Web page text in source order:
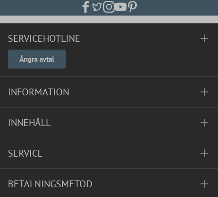
SERVICEHOTLINE
Ångra avtal
INFORMATION
INNEHÅLL
SERVICE
BETALNINGSMETOD